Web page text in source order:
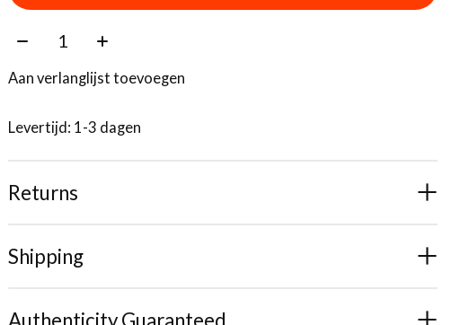
Aantal:
Aan verlanglijst toevoegen
Levertijd: 1-3 dagen
Returns
Shipping
Authenticity Guaranteed